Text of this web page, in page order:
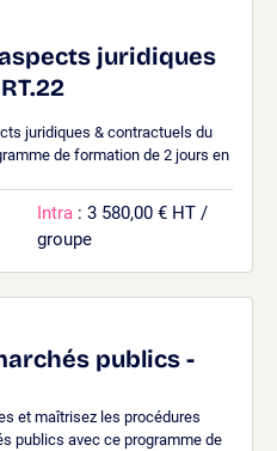
juridiques
juridiques & contractuels du
de formation de 2 jours en
Intra : 3 580,00 € HT /
groupe
publics -
et maîtrisez les procédures
publics avec ce programme de